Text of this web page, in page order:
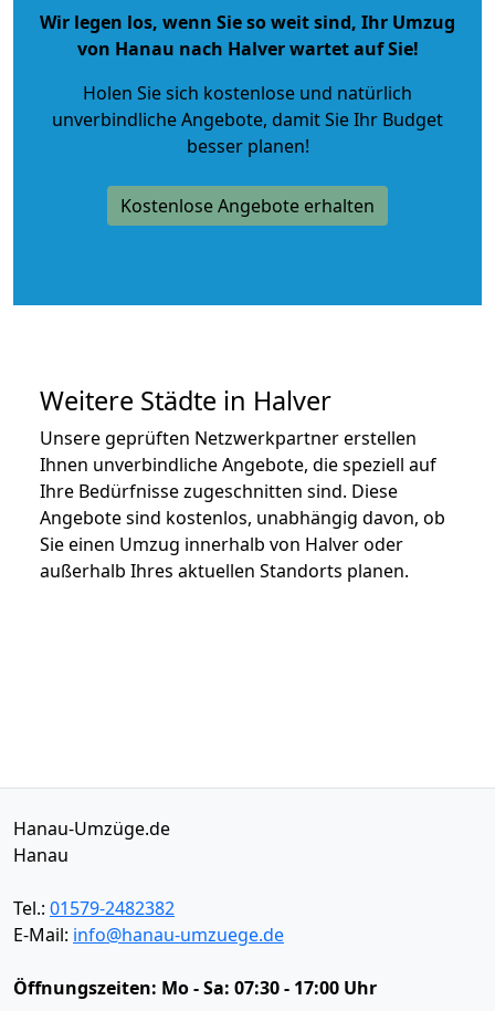
Wir legen los, wenn Sie so weit sind, Ihr Umzug
von Hanau nach Halver wartet auf Sie!
Holen Sie sich kostenlose und natürlich
unverbindliche Angebote, damit Sie Ihr Budget
besser planen!
Kostenlose Angebote erhalten
Weitere Städte in Halver
Unsere geprüften Netzwerkpartner erstellen
Ihnen unverbindliche Angebote, die speziell auf
Ihre Bedürfnisse zugeschnitten sind. Diese
Angebote sind kostenlos, unabhängig davon, ob
Sie einen Umzug innerhalb von Halver oder
außerhalb Ihres aktuellen Standorts planen.
Hanau-Umzüge.de
Hanau
Tel.: 01579-2482382
E-Mail: info@hanau-umzuege.de
Öffnungszeiten: Mo - Sa: 07:30 - 17:00 Uhr